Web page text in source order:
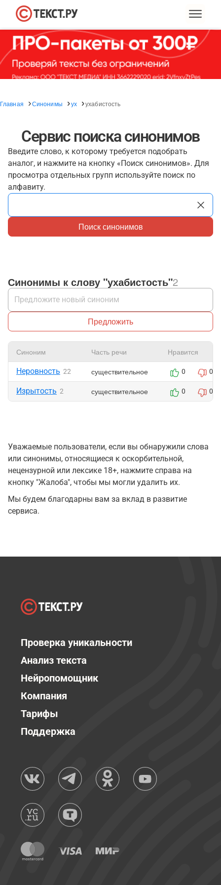
Главная Синонимы ух ухабистость
Сервис поиска синонимов
Введите слово, к которому требуется подобрать
аналог, и нажмите на кнопку «Поиск синонимов». Для
просмотра отдельных групп используйте поиск по
алфавиту.
Поиск синонимов
Синонимы к слову "ухабистость"2
Предложить
Синоним Часть речи Нравится
Неровность 22 существительное 0 0
Изрытость 2 существительное 0 0
Уважаемые пользователи, если вы обнаружили слова
или синонимы, относящиеся к оскорбительной,
нецензурной или лексике 18+, нажмите справа на
кнопку "Жалоба", чтобы мы могли удалить их.
Мы будем благодарны вам за вклад в развитие
сервиса.
Проверка уникальности
Анализ текста
Нейропомощник
Компания
Тарифы
Поддержка